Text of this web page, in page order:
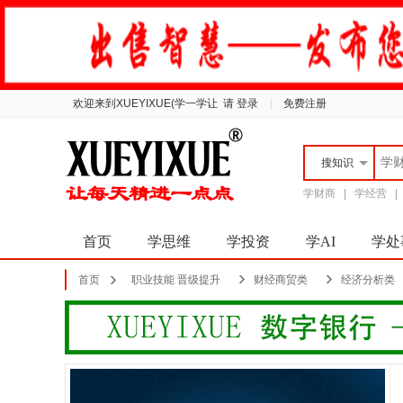
欢迎来到XUEYIXUE(学一学让 请 登录 免费注册
搜知识
学财商 学经营
首页 学思维 学投资 学AI 学处
首页 职业技能 晋级提升 财经商贸类 经济分析类